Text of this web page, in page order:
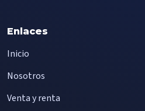
Enlaces
Inicio
Nosotros
Venta y renta